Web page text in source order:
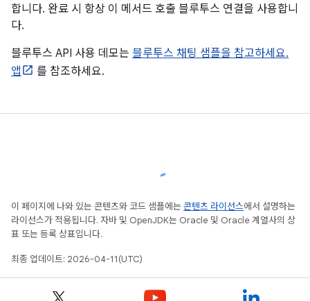
합니다. 완료 시 항상 이 메서드 호출 블루투스 연결을 사용합니
다.
블루투스 API 사용 데모는 블루투스 채팅 샘플을 참고하세요.
앱
를 참조하세요.
이 페이지에 나와 있는 콘텐츠와 코드 샘플에는 콘텐츠 라이선스에서 설명하는
라이선스가 적용됩니다. 자바 및 OpenJDK는 Oracle 및 Oracle 계열사의 상
표 또는 등록 상표입니다.
최종 업데이트: 2026-04-11(UTC)